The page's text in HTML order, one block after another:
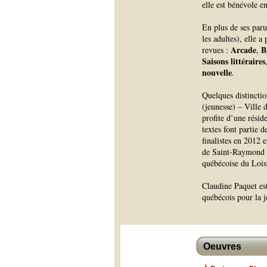
elle est bénévole
En plus de ses
les adultes), elle a
revues : Arcade,
Saisons littéraires,
nouvelle.
Quelques
(jeunesse) – Ville
profite d’une
textes font partie
finalistes en 2012
de Saint-
québécoise du
Claudine Paquet
québécois pour la
Oeuvres